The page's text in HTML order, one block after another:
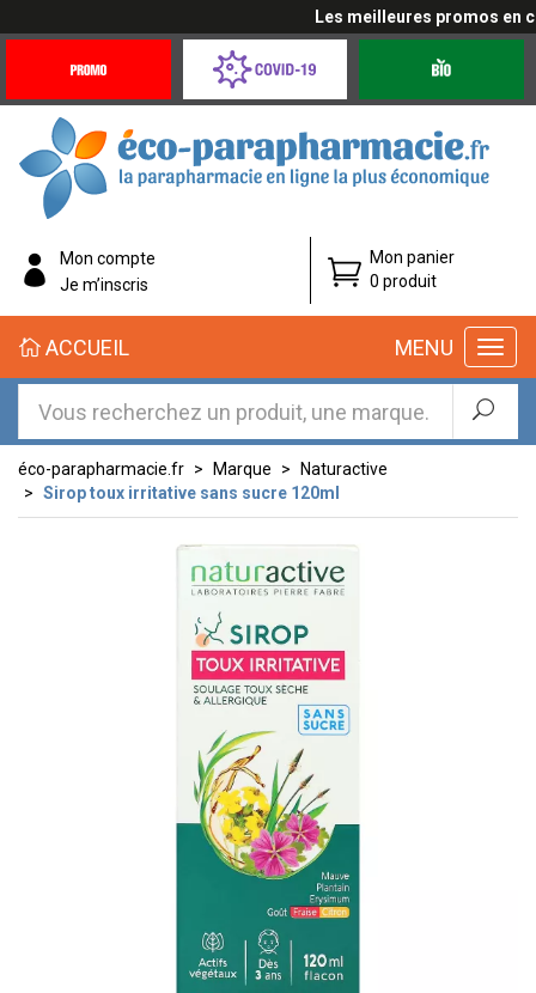
Les meilleures promos en
Offres
Coronavirus
éco-
parapharmacie.fr
éco-
parapharmacie.fr
Mon compte
Je m’inscris
Mon panier
0 produit
MENU
ACCUEIL
éco-parapharmacie.fr Marque
Naturactive
Sirop toux irritative sans sucre 120ml